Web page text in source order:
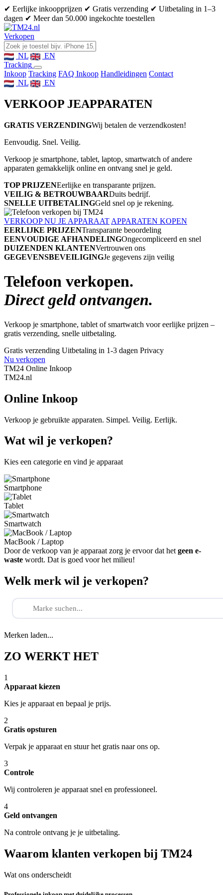
✔ Eerlijke inkoopprijzen ✔ Gratis verzending ✔ Uitbetaling in 1–3
dagen ✔ Meer dan 50.000 ingekochte toestellen
Verkopen
NL
EN
Tracking
Inkoop Tracking FAQ Inkoop Handleidingen Contact
NL
EN
VERKOOP JEAPPARATEN
GRATIS VERZENDINGWij betalen de verzendkosten!
Eenvoudig. Snel. Veilig.
Verkoop je smartphone, tablet, laptop, smartwatch of andere
apparaten gemakkelijk online en ontvang snel je geld.
TOP PRIJZENEerlijke en transparante prijzen.
VEILIG & BETROUWBAARDuits bedrijf.
SNELLE UITBETALINGGeld snel op je rekening.
VERKOOP NU JE APPARAAT APPARATEN KOPEN
EERLIJKE PRIJZENTransparante beoordeling
EENVOUDIGE AFHANDELINGOngecompliceerd en snel
DUIZENDEN KLANTENVertrouwen ons
GEGEVENSBEVEILIGINGJe gegevens zijn veilig
Telefoon verkopen.
Direct geld ontvangen.
Verkoop je smartphone, tablet of smartwatch voor eerlijke prijzen –
gratis verzending, snelle uitbetaling.
Gratis verzending Uitbetaling in 1-3 dagen Privacy
Nu verkopen
TM24 Online Inkoop
TM24.nl
Online Inkoop
Verkoop je gebruikte apparaten. Simpel. Veilig. Eerlijk.
Wat wil je verkopen?
Kies een categorie en vind je apparaat
Smartphone
Tablet
Smartwatch
MacBook / Laptop
Door de verkoop van je apparaat zorg je ervoor dat het geen e-
waste wordt. Dat is goed voor het milieu!
Welk merk wil je verkopen?
Merken laden...
ZO WERKT HET
1
Apparaat kiezen
Kies je apparaat en bepaal je prijs.
2
Gratis opsturen
Verpak je apparaat en stuur het gratis naar ons op.
3
Controle
Wij controleren je apparaat snel en professioneel.
4
Geld ontvangen
Na controle ontvang je je uitbetaling.
Waarom klanten verkopen bij TM24
Wat ons onderscheidt